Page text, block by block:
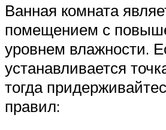
Ванная комната
помещением с
уровнем влажности.
устанавливается
тогда
правил: